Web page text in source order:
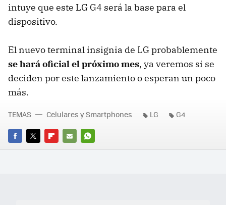
intuye que este LG G4 será la base para el
dispositivo.
El nuevo terminal insignia de LG probablemente
se hará oficial el próximo mes, ya veremos si se
deciden por este lanzamiento o esperan un poco
más.
FACEBOOK
TWITTERFLIPBOARD
E-
WHATSAPP
TEMAS Celulares y Smartphones LG G4